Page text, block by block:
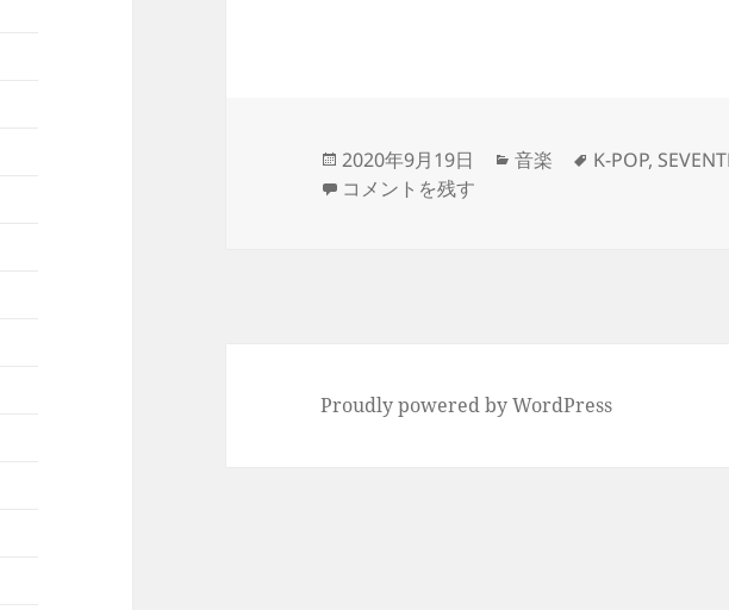
投
稿
2020年9月19日
カ
音楽
タ
K-POP,
K-POPがキニナル に
コメントを残す
Proudly powered by WordPress